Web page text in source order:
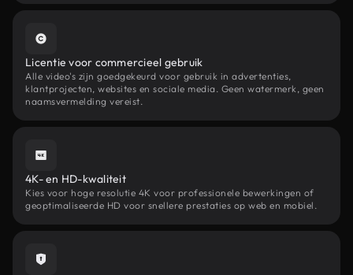
Licentie voor commercieel gebruik
Alle video's zijn goedgekeurd voor gebruik in advertenties,
klantprojecten, websites en sociale media. Geen watermerk, geen
naamsvermelding vereist.
4K- en HD-kwaliteit
Kies voor hoge resolutie 4K voor professionele bewerkingen of
geoptimaliseerde HD voor snellere prestaties op web en mobiel.